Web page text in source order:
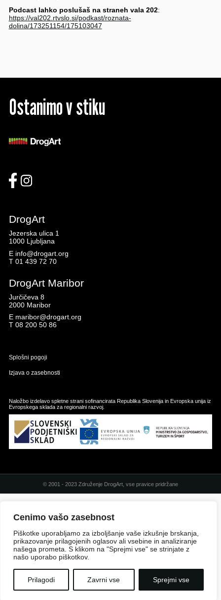
Cenimo vašo zasebnost
Piškotke uporabljamo za izboljšanje vaše izkušnje brskanja,
prikazovanje prilagojenih oglasov ali vsebine in analiziranje
našega prometa. S klikom na "Sprejmi vse" se strinjate z
našo uporabo piškotkov.
Prilagodi Zavrni vse Sprejmi vse
Podcast lahko poslušaš na straneh vala 202:
https://val202.rtvslo.si/podkast/roznata-
dolina/173251154/175103047
Ostanimo v stiku
DrogArt
Jezerska ulica 1
1000 Ljubljana
E info@drogart.org
T 01 439 72 70
DrogArt Maribor
Jurčičeva 8
2000 Maribor
E maribor@drogart.org
T 08 200 50 86
Splošni pogoji
Izjava o zasebnosti
Naložbo izdelavo spletne strani sofinancirata Republika Slovenija in Evropska unija iz
Evropskega sklada za regionalni razvoj.
© 2001 - 2023 Združenje DrogArt, vse pravice pridržane